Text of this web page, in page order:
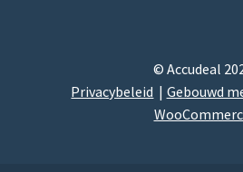
© Accudeal
Privacybeleid
Gebouwd